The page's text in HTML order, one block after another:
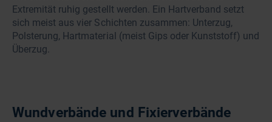
Extremität ruhig gestellt werden. Ein Hartverband setzt
sich meist aus vier Schichten zusammen: Unterzug,
Polsterung, Hartmaterial (meist Gips oder Kunststoff) und
Überzug.
Wundverbände und Fixierverbände